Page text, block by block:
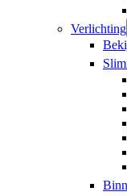
Verlichting